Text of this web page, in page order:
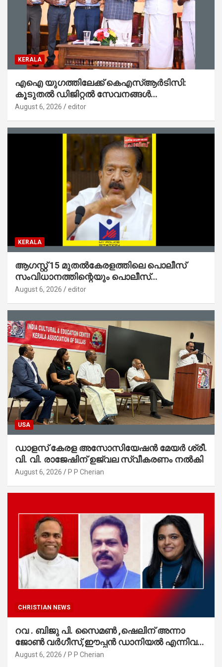
KERALA
എഐ യുഗത്തിലേക്ക് കെഎസ്ആർടിസി:
കൂടുതൽ ഡിജിറ്റൽ സേവനങ്ങൾ
ജനങ്ങളിലേക്കെത്തിക്കും – മന്ത്രി സി പി
August 6, 2026 editor
KERALA
ആഗസ്റ്റ് 15 മുതല്‍കേരളത്തിലെ പൊലീസ്
സംവിധാനത്തിന്റെയും പൊലീസ്
സ്റ്റേഷനുകളുടെയും മുഖഛായ മാറുകയാണ് :
August 6, 2026 editor
USA
ഡാളസ് കേരള അസോസിയേഷൻ മേയർ ശ്രീ.
വി. വി. രാജേഷിന് ഉജ്വല സ്വീകരണം നൽകി
August 6, 2026 P P Cherian
CHRISTIAN NEWS
റവ . ബിജു പി. സൈമൺ ,ഷെലിന് അന്നാ
ജോൺ വർഗീസ്,ഈപ്പൻ ഡാനിയൽ എന്നിവർ
മാർത്തോമാ സഭാ കൗൺസിലിലേക്കു
August 6, 2026 P P Cherian